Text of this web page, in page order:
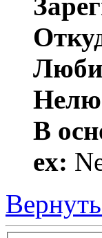
В
ex: